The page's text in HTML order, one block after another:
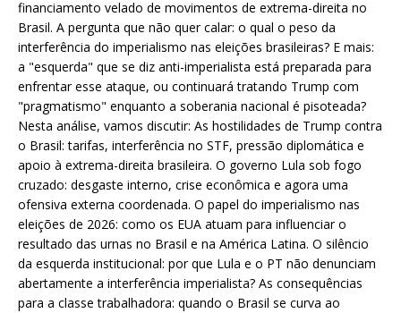
financiamento velado de movimentos de extrema-direita no
Brasil. A pergunta que não quer calar: o qual o peso da
interferência do imperialismo nas eleições brasileiras? E mais:
a "esquerda" que se diz anti-imperialista está preparada para
enfrentar esse ataque, ou continuará tratando Trump com
"pragmatismo" enquanto a soberania nacional é pisoteada?
Nesta análise, vamos discutir: As hostilidades de Trump contra
o Brasil: tarifas, interferência no STF, pressão diplomática e
apoio à extrema-direita brasileira. O governo Lula sob fogo
cruzado: desgaste interno, crise econômica e agora uma
ofensiva externa coordenada. O papel do imperialismo nas
eleições de 2026: como os EUA atuam para influenciar o
resultado das urnas no Brasil e na América Latina. O silêncio
da esquerda institucional: por que Lula e o PT não denunciam
abertamente a interferência imperialista? As consequências
para a classe trabalhadora: quando o Brasil se curva ao